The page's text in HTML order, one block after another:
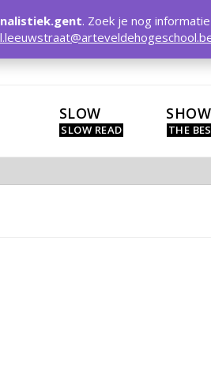
SLOW SHOW
. Zoek je nog